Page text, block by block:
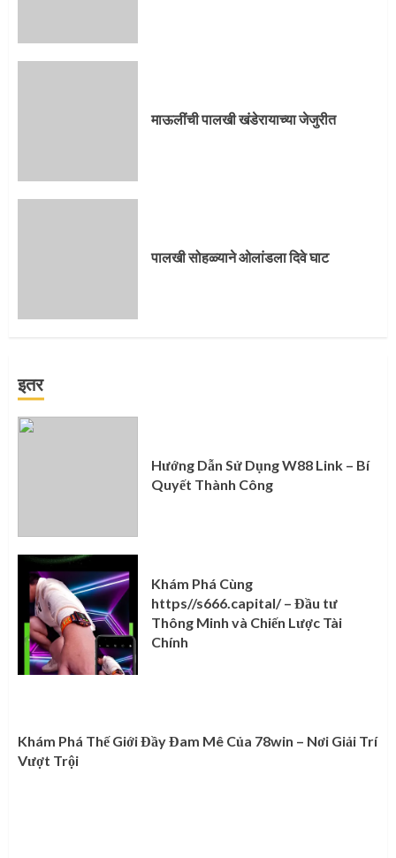
माऊलींची पालखी खंडेरायाच्या जेजुरीत
पालखी सोहळ्याने ओलांडला दिवे घाट
इतर
Hướng Dẫn Sử Dụng W88 Link – Bí
Quyết Thành Công
Khám Phá Cùng
https//s666.capital/ – Đầu tư
Thông Minh và Chiến Lược Tài
Chính
Khám Phá Thế Giới Đầy Đam Mê Của 78win – Nơi Giải Trí
Vượt Trội